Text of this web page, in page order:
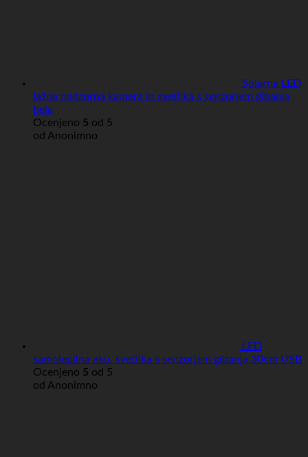
Solarna LED
lažna nadzorna kamera in svetilka s senzorjem gibanja
bela
Ocenjeno 5 od 5
od Anonimno
LED
samolepilna aku. svetilka s senzorjem gibanja 30cm USB
Ocenjeno 5 od 5
od Anonimno